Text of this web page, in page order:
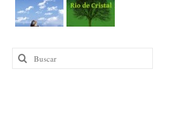
Buscar
por: